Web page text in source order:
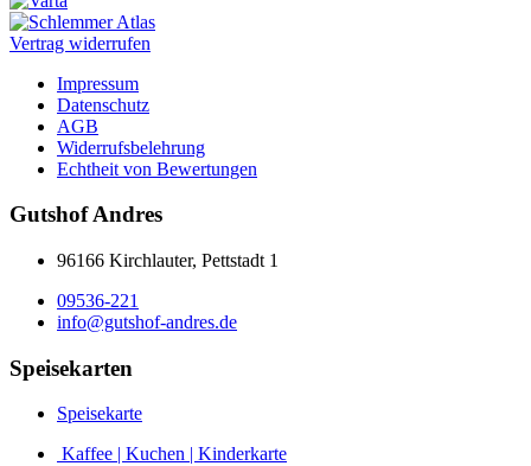
Vertrag widerrufen
Impressum
Datenschutz
AGB
Widerrufsbelehrung
Echtheit von Bewertungen
Gutshof Andres
96166 Kirchlauter, Pettstadt 1
09536-221
info@gutshof-andres.de
Speisekarten
Speisekarte
Kaffee | Kuchen | Kinderkarte